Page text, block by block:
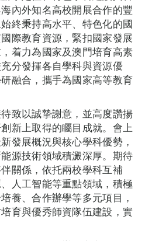
內外知名高校開展合作的豐
終秉持高水平、特色化的國
際教育資源，緊扣國家發展
着力為國家及澳門培育高素
分發揮各自學科與資源優
融合，攜手為國家高等教育
致以誠摯謝意，並高度讚揚
新上取得的矚目成就。會上
發展概況與核心學科優勢，
源技術領域積澱深厚。期待
關係，依托兩校學科互補
人工智能等重點領域，積極
養、合作辦學等多元項目，
育與優秀師資隊伍建設，實